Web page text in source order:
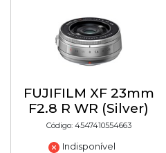
FUJIFILM XF 23mm
F2.8 R WR (Silver)
Código: 4547410554663
Indisponível